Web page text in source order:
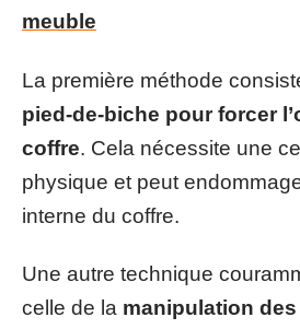
meuble
La première méthode
pied-de-biche pour forcer
coffre. Cela nécessite une
physique et peut
interne du coffre.
Une autre technique
celle de la manipulation